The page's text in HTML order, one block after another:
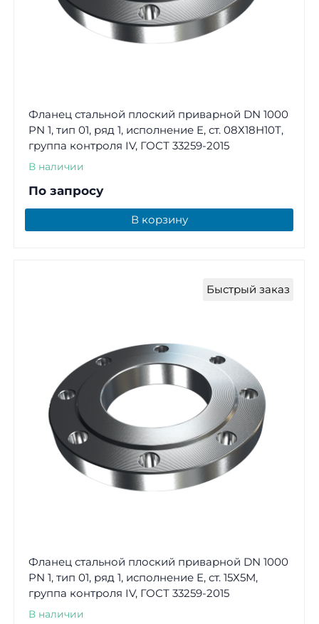
Фланец стальной плоский приварной DN 1000
PN 1, тип 01, ряд 1, исполнение E, ст. 08Х18Н10Т,
группа контроля IV, ГОСТ 33259-2015
В наличии
По запросу
В корзину
Быстрый заказ
Фланец стальной плоский приварной DN 1000
PN 1, тип 01, ряд 1, исполнение E, ст. 15Х5М,
группа контроля IV, ГОСТ 33259-2015
В наличии